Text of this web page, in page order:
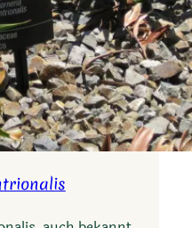
b
s
b
e
l
l
a